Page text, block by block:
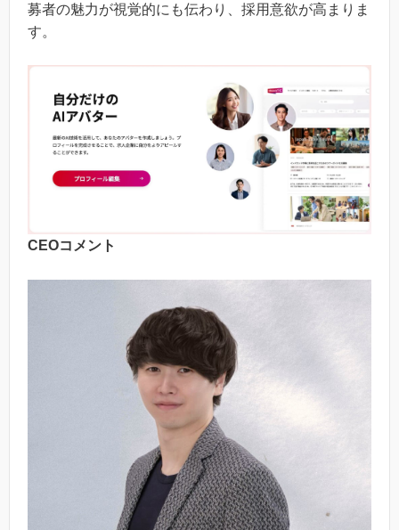
募者の魅力が視覚的にも伝わり、採用意欲が高まりま
す。
CEOコメント